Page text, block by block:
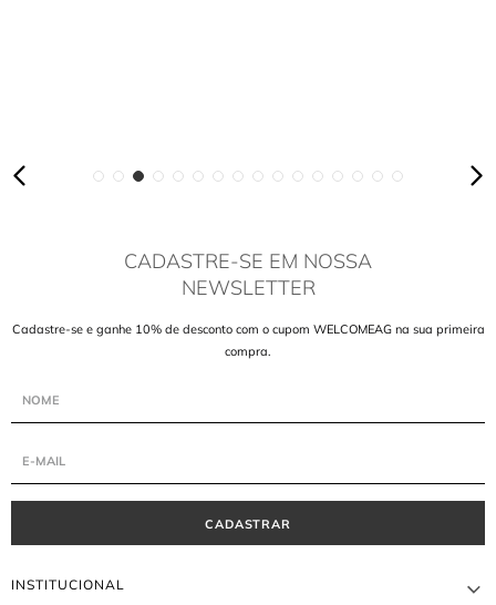
CADASTRE-SE EM NOSSA
NEWSLETTER
Cadastre-se e ganhe 10% de desconto com o cupom WELCOMEAG na sua primeira
compra.
CADASTRAR
INSTITUCIONAL